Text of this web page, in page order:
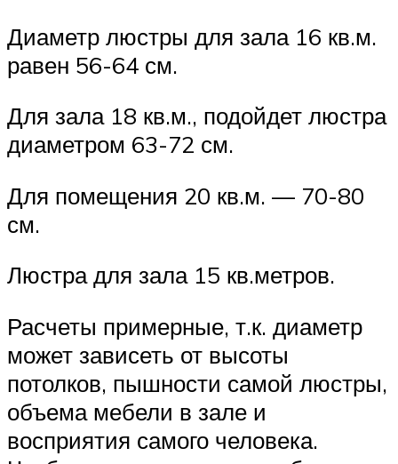
Диаметр люстры для зала 16 кв.м.
равен 56-64 см.
Для зала 18 кв.м., подойдет люстра
диаметром 63-72 см.
Для помещения 20 кв.м. — 70-80
см.
Люстра для зала 15 кв.метров.
Расчеты примерные, т.к. диаметр
может зависеть от высоты
потолков, пышности самой люстры,
объема мебели в зале и
восприятия самого человека.